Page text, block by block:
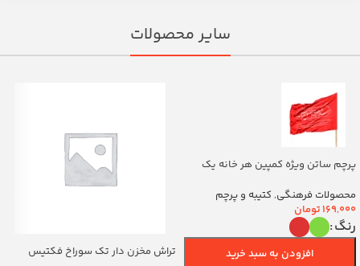
سایر محصولات
پرچم ساتن ویژه کمپین هر خانه یک
(700263)vمحصولات فرهنگی, کتیبه و پرچم
169,000تومان
رنگ
افزودن به سبد خرید
تراش مخزن دار تک سوراخ فکتیس